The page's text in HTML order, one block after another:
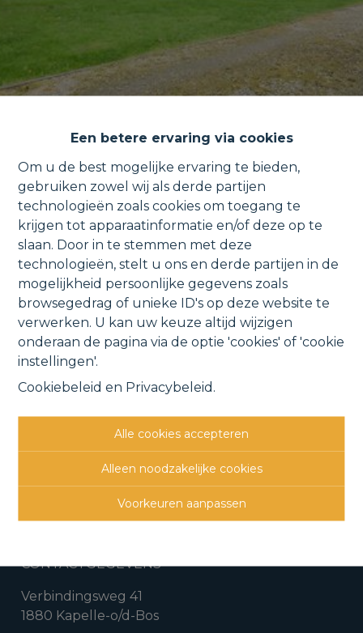
Een betere ervaring via cookies
Om u de best mogelijke ervaring te bieden,
gebruiken zowel wij als derde partijen
technologieën zoals cookies om toegang te
krijgen tot apparaatinformatie en/of deze op te
slaan. Door in te stemmen met deze
technologieën, stelt u ons en derde partijen in de
mogelijkheid persoonlijke gegevens zoals
browsegedrag of unieke ID's op deze website te
verwerken. U kan uw keuze altijd wijzigen
onderaan de pagina via de optie 'cookies' of 'cookie
instellingen'.
Cookiebeleid en Privacybeleid.
Alle cookies accepteren
Alleen noodzakelijke cookies
Voorkeuren aanpassen
Villa op een afgesloten domein
in een doodlopende straat.
Rodeweg 9, 1860 Meise VERHUURD
CONTACTGEGEVENS
Verbindingsweg 41
1880 Kapelle-o/d-Bos